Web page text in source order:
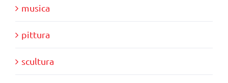
musica
pittura
scultura